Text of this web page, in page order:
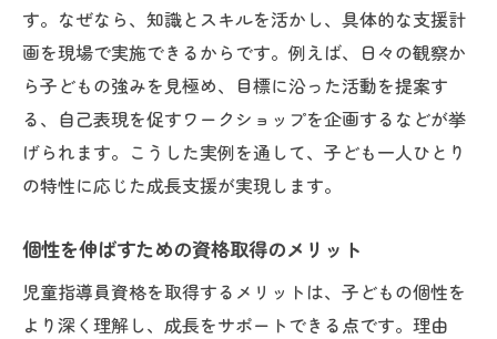
す。なぜなら、知識とスキルを活かし、具体的な支援計
画を現場で実施できるからです。例えば、日々の観察か
ら子どもの強みを見極め、目標に沿った活動を提案す
る、自己表現を促すワークショップを企画するなどが挙
げられます。こうした実例を通して、子ども一人ひとり
の特性に応じた成長支援が実現します。
個性を伸ばすための資格取得のメリット
児童指導員資格を取得するメリットは、子どもの個性を
より深く理解し、成長をサポートできる点です。理由